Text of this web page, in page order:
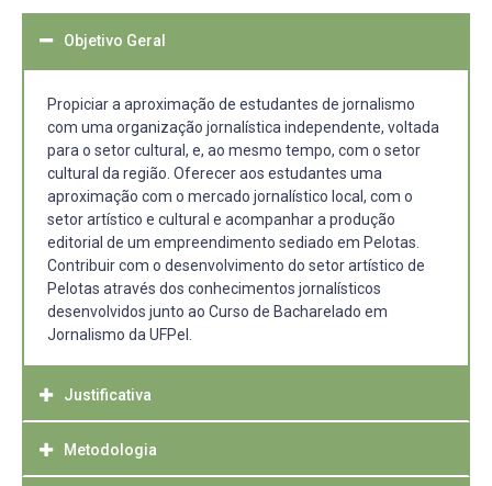
Objetivo Geral
Propiciar a aproximação de estudantes de jornalismo
com uma organização jornalística independente, voltada
para o setor cultural, e, ao mesmo tempo, com o setor
cultural da região. Oferecer aos estudantes uma
aproximação com o mercado jornalístico local, com o
setor artístico e cultural e acompanhar a produção
editorial de um empreendimento sediado em Pelotas.
Contribuir com o desenvolvimento do setor artístico de
Pelotas através dos conhecimentos jornalísticos
desenvolvidos junto ao Curso de Bacharelado em
Jornalismo da UFPel.
Justificativa
O projeto visa estabelecer uma maior integração do curso
de Bacharelado em Jornalismo com uma organização
Metodologia